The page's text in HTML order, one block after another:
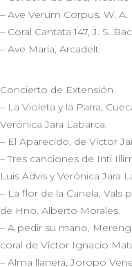
– Ave Verum Corpus, W.
– Coral Cantata 147, J. S.
– Ave María, Arcadelt
Concierto de Extensión
– La Violeta y la Parra,
Verónica Jara Labarca.
– El Aparecido, de Víctor
– Tres canciones de Inti
Luis Advis y Verónica Jara
– La flor de la Canela, Vals
de Hno. Alberto Morales.
– A pedir su mano,
coral de Víctor Ignacio
– Alma llanera, Joropo